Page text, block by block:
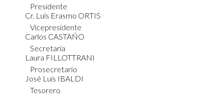
Presidente
Cr. Luis Erasmo ORTIS
Vicepresidente
Carlos CASTAÑO
Secretaria
Laura FILLOTTRANI
Prosecretario
José Luis IBALDI
Tesorero